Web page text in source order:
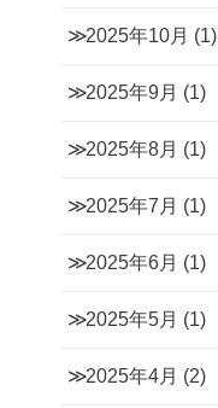
2025年10月 (1)
2025年9月 (1)
2025年8月 (1)
2025年7月 (1)
2025年6月 (1)
2025年5月 (1)
2025年4月 (2)